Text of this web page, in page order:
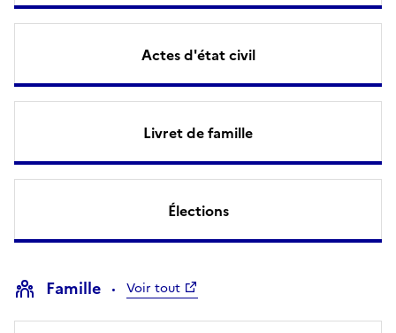
Actes d'état civil
Livret de famille
Élections
Famille Voir tout